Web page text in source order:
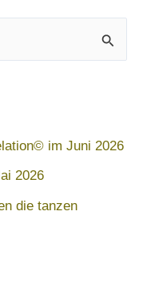
im Juni 2026
2026
die tanzen